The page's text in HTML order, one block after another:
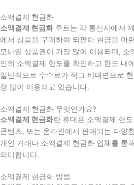
소액결제 현금화
소액결제 현금화루트는 각 통신사에서
에서 상품을 구매하여 되팔아 현금을 마
모바일 상품권이 가장 많이 이용되며, 소
인의 소액결제 한도를 확인하고 한도 내
일반적으로 수수료가 적고 비대면으로
장 많이 이용되고 있습니다.
소액결제 현금화 무엇인가요?
소액결제 현금화란 휴대폰 소액결제 한
콘텐츠, 또는 온라인에서 판매되는 다양
개인 거래나 소액결제 현금화 업체를 통
의미합니다.
소액결제 현금화 방법